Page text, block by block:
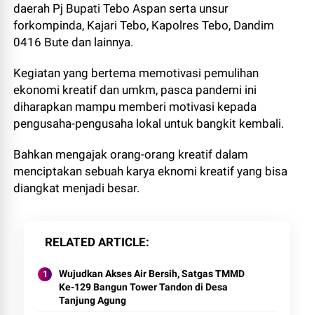
daerah Pj Bupati Tebo Aspan serta unsur
forkompinda, Kajari Tebo, Kapolres Tebo, Dandim
0416 Bute dan lainnya.
Kegiatan yang bertema memotivasi pemulihan
ekonomi kreatif dan umkm, pasca pandemi ini
diharapkan mampu memberi motivasi kepada
pengusaha-pengusaha lokal untuk bangkit kembali.
Bahkan mengajak orang-orang kreatif dalam
menciptakan sebuah karya eknomi kreatif yang bisa
diangkat menjadi besar.
RELATED ARTICLE
Wujudkan Akses Air Bersih, Satgas TMMD
Ke-129 Bangun Tower Tandon di Desa
Tanjung Agung